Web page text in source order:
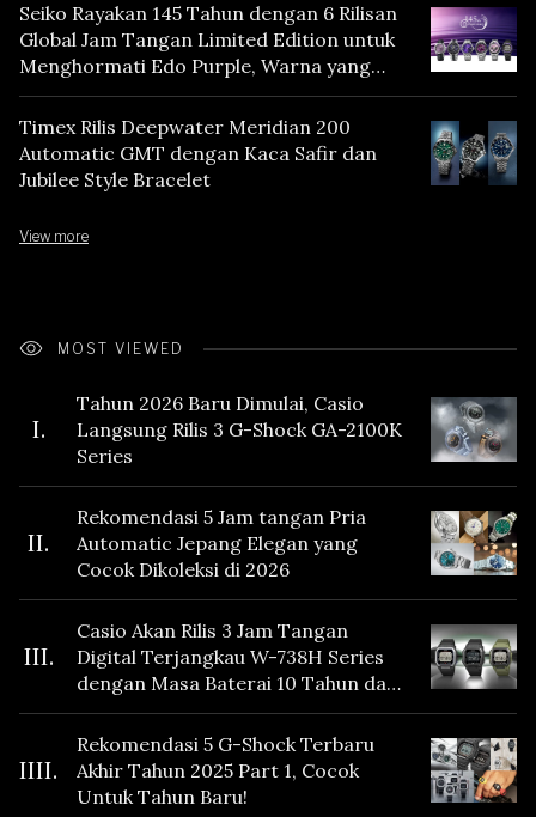
Seiko Rayakan 145 Tahun dengan 6 Rilisan
Global Jam Tangan Limited Edition untuk
Menghormati Edo Purple, Warna yang
Mencerminkan Warisan Tokyo
Timex Rilis Deepwater Meridian 200
Automatic GMT dengan Kaca Safir dan
Jubilee Style Bracelet
View more
MOST VIEWED
I.
Tahun 2026 Baru Dimulai, Casio
Langsung Rilis 3 G-Shock GA-2100K
Series
II.
Rekomendasi 5 Jam tangan Pria
Automatic Jepang Elegan yang
Cocok Dikoleksi di 2026
III.
Casio Akan Rilis 3 Jam Tangan
Digital Terjangkau W-738H Series
dengan Masa Baterai 10 Tahun dan
Fitur Vibration
IIII.
Rekomendasi 5 G-Shock Terbaru
Akhir Tahun 2025 Part 1, Cocok
Untuk Tahun Baru!